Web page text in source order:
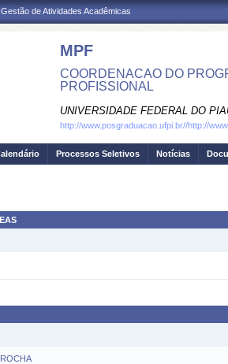
de Atividades Acadêmicas
MPF
COORDENACAO DO
PROFISSIONAL
UNIVERSIDADE FEDERAL DO
http://www.posgraduacao.ufpi.br//http://
Processos Seletivos Notícias